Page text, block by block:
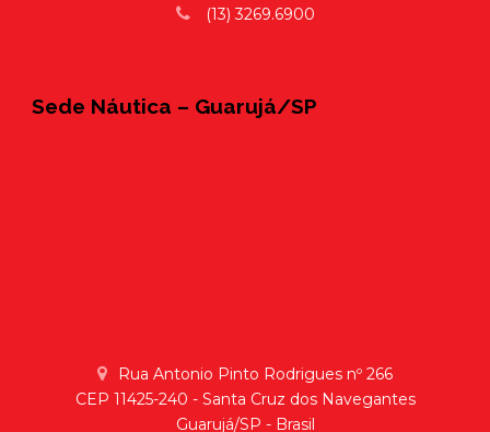
(13) 3269.6900
Sede Náutica – Guarujá/SP
Rua Antonio Pinto Rodrigues nº 266
CEP 11425-240 - Santa Cruz dos Navegantes
Guarujá/SP - Brasil